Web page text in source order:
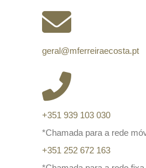
geral@mferreiraecosta.pt
+351 939 103 030
*Chamada para a rede
+351 252 672 163